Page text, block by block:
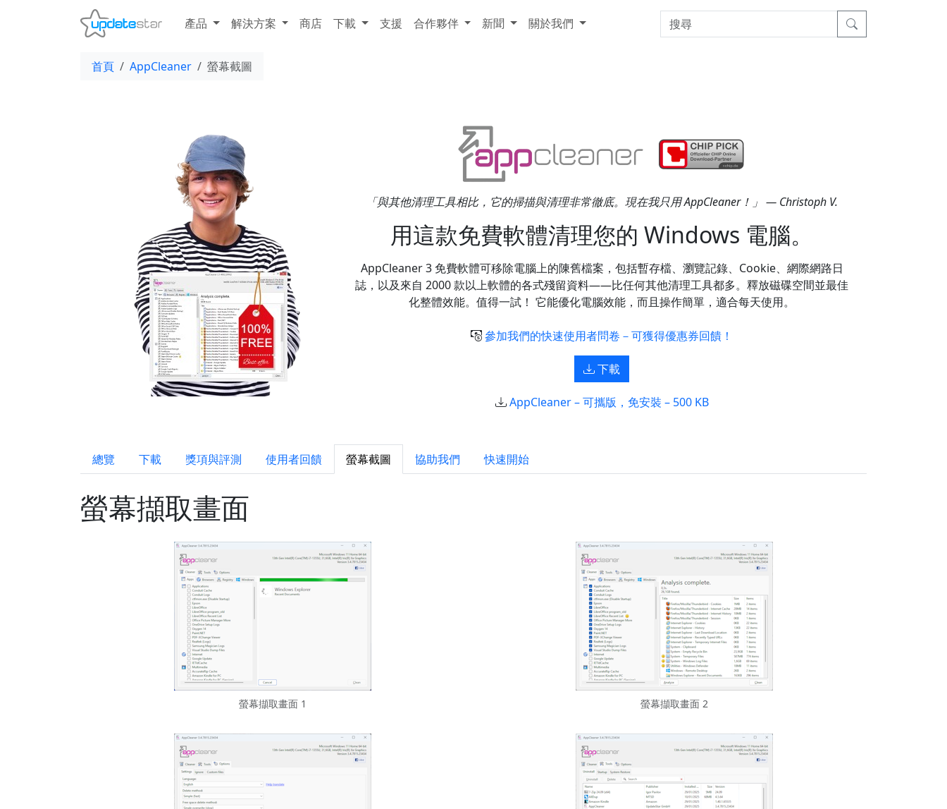
產品 解決方案 商店 下載 支援 合作夥伴 新聞 關於我們
首頁 AppCleaner 螢幕截圖
「與其他清理工具相比，它的掃描與清理非常徹底。現在我只用 AppCleaner！」 — Christoph V.
用這款免費軟體清理您的 Windows 電腦。
AppCleaner 3 免費軟體可移除電腦上的陳舊檔案，包括暫存檔、瀏覽記錄、Cookie、網際網路日
誌，以及來自 2000 款以上軟體的各式殘留資料——比任何其他清理工具都多。釋放磁碟空間並最佳
化整體效能。值得一試！ 它能優化電腦效能，而且操作簡單，適合每天使用。
參加我們的快速使用者問卷－可獲得優惠券回饋！
下載
AppCleaner – 可攜版，免安裝 – 500 KB
總覽 下載 獎項與評測 使用者回饋 螢幕截圖 協助我們 快速開始
螢幕擷取畫面
螢幕擷取畫面 1 螢幕擷取畫面 2